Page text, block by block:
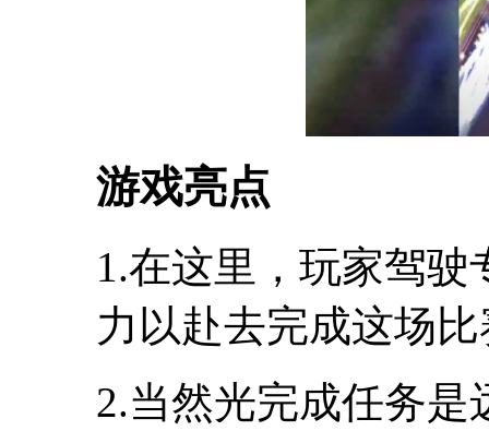
游戏亮点
1.在这里，玩家驾
力以赴去完成这场
2.当然光完成任务